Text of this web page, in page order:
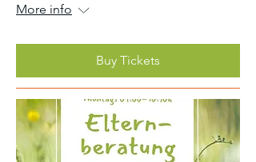
More info
Buy Tickets